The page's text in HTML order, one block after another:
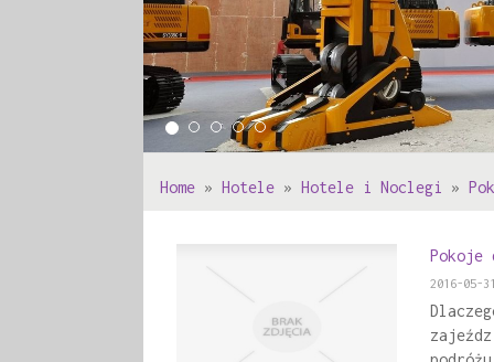
Home » Hotele » Hotele i Noclegi »
2016-05-